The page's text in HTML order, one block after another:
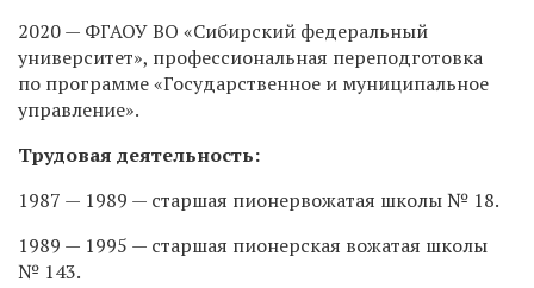
2020 — ФГАОУ ВО «Сибирский федеральный
университет», профессиональная переподготовка
по программе «Государственное и муниципальное
управление».
Трудовая деятельность:
1987 — 1989 — старшая пионервожатая школы № 18.
1989 — 1995 — старшая пионерская вожатая школы
№ 143.